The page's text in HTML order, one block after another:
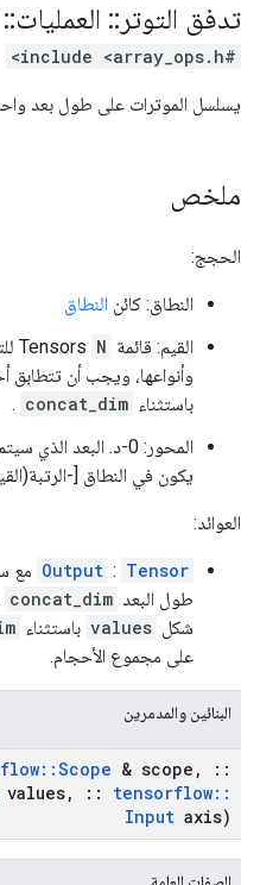
تدفق التوتر :: العمليات::
#include <array_ops.h>
يسلسل الموترات على طول بعد
ملخص
الحجج:
النطاق: كائن النطاق
القيم: قائمة Tensors N
وأنواعها، ويجب أن تتطابق
باستثناء concat_dim
.
المحور: 0-د. البعد
يكون في النطاق [-
العوائد:
Output : Tensor
مع
طول البعد concat_dim
شكل values باستثناء
على مجموع الأحجام.
البنائين والمدمرين
::Scope & scope ,
::
values, :: tensorflow::
Input axis)